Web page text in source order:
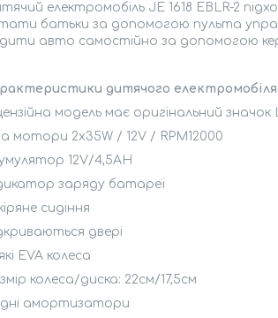
електромобіль JE 1618 EBLR-2
батьки за допомогою пульта
авто самостійно за допомогою
дитячого електромобіля
модель має оригінальний значок
мотори 2х35W / 12V / RPM12000
12V/4,5AH
заряду батареї
сидіння
двері
EVA колеса
колеса/диска: 22см/17,5см
амортизатори